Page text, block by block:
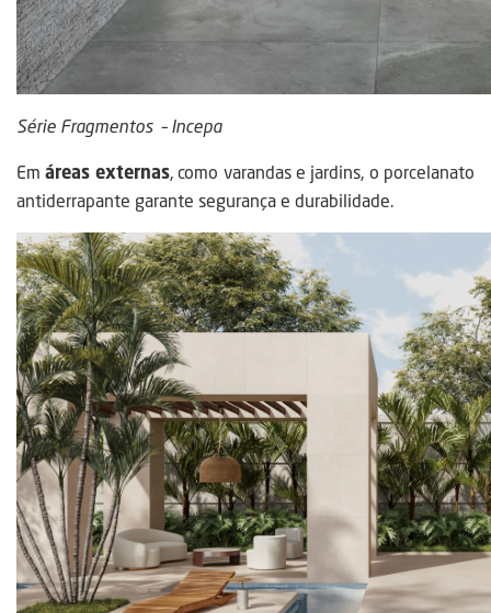
Série Fragmentos – Incepa
Emáreas externas, como varandas e jardins, o porcelanato
antiderrapante garante segurança e durabilidade.